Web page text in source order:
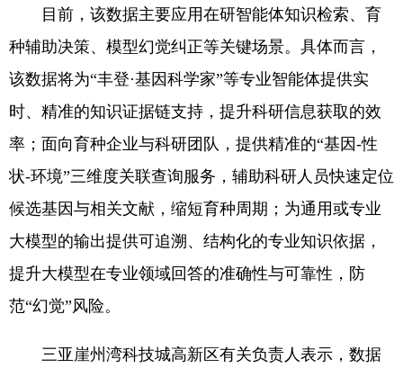
目前，该数据主要应用在研智能体知识检索、育
种辅助决策、模型幻觉纠正等关键场景。具体而言，
该数据将为“丰登·基因科学家”等专业智能体提供实
时、精准的知识证据链支持，提升科研信息获取的效
率；面向育种企业与科研团队，提供精准的“基因-性
状-环境”三维度关联查询服务，辅助科研人员快速定位
候选基因与相关文献，缩短育种周期；为通用或专业
大模型的输出提供可追溯、结构化的专业知识依据，
提升大模型在专业领域回答的准确性与可靠性，防
范“幻觉”风险。
三亚崖州湾科技城高新区有关负责人表示，数据